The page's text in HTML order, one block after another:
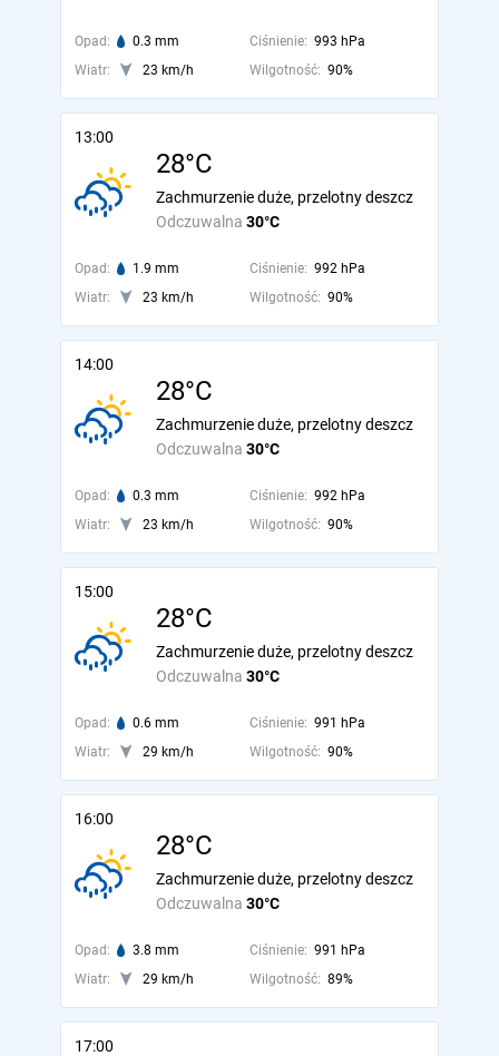
Opad: 0.3 mm Ciśnienie: 993 hPa
Wiatr:
23 km/h Wilgotność: 90%
13:00
28°C
Odczuwalna 30°C
Zachmurzenie duże, przelotny deszcz
Opad: 1.9 mm Ciśnienie: 992 hPa
Wiatr:
23 km/h Wilgotność: 90%
14:00
28°C
Odczuwalna 30°C
Zachmurzenie duże, przelotny deszcz
Opad: 0.3 mm Ciśnienie: 992 hPa
Wiatr:
23 km/h Wilgotność: 90%
15:00
28°C
Odczuwalna 30°C
Zachmurzenie duże, przelotny deszcz
Opad: 0.6 mm Ciśnienie: 991 hPa
Wiatr:
29 km/h Wilgotność: 90%
16:00
28°C
Odczuwalna 30°C
Zachmurzenie duże, przelotny deszcz
Opad: 3.8 mm Ciśnienie: 991 hPa
Wiatr:
29 km/h Wilgotność: 89%
17:00